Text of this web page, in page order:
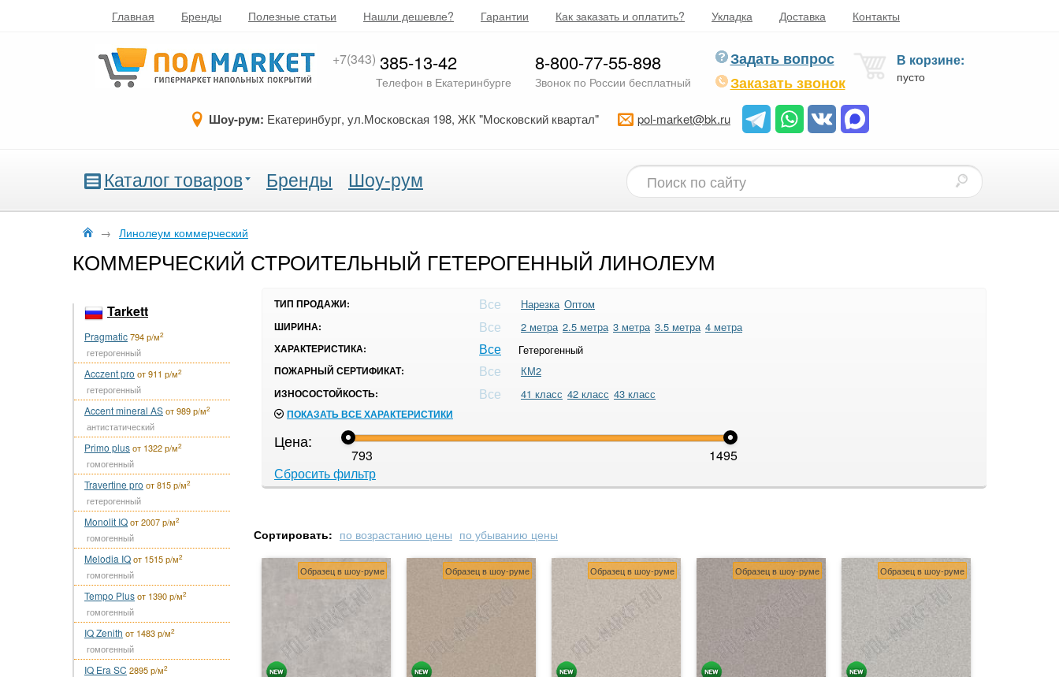
Главная Бренды Полезные статьи Нашли дешевле? Гарантии Как заказать и оплатить? Укладка Доставка Контакты
+7(343) 385-13-42
Телефон в Екатеринбурге
8-800-77-55-898
Звонок по России бесплатный
Задать вопрос
Заказать звонок
В корзине:
пусто
Шоу-рум: Екатеринбург, ул.Московская 198, ЖК "Московский квартал" pol-market@bk.ru
Каталог товаров Бренды Шоу-рум
→ Линолеум коммерческий
КОММЕРЧЕСКИЙ СТРОИТЕЛЬНЫЙ ГЕТЕРОГЕННЫЙ ЛИНОЛЕУМ
ТИП ПРОДАЖИ: Все Нарезка Оптом
ШИРИНА: Все 2 метра 2.5 метра 3 метра 3.5 метра 4 метра
ХАРАКТЕРИСТИКА: Все Гетерогенный
ПОЖАРНЫЙ СЕРТИФИКАТ: Все КМ2
ИЗНОСОСТОЙКОСТЬ: Все 41 класс 42 класс 43 класс
ПОКАЗАТЬ ВСЕ ХАРАКТЕРИСТИКИ
Цена:
793
1495
Сбросить фильтр
Tarkett
Pragmatic794 р/м2
гетерогенный
Acczent pro от 911 р/м2
гетерогенный
Accent mineral ASот 989 р/м2
антистатический
Primo plusот 1322 р/м2
гомогенный
Travertine pro от 815 р/м2
гетерогенный
Monolit IQот 2007 р/м2
гомогенный
Melodia IQот 1515 р/м2
гомогенный
Tempo Plusот 1390 р/м2
гомогенный
IQ Zenith от 1483 р/м2
гомогенный
IQ Era SC 2895 р/м2
Сортировать: по возрастанию цены по убыванию цены
Образец в шоу-руме Образец в шоу-руме Образец в шоу-руме Образец в шоу-руме Образец в шоу-руме